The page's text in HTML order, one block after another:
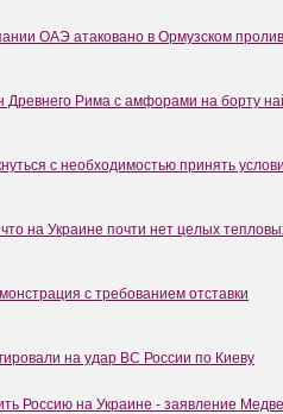
ОАЭ атаковано в Ормузском
Древнего Рима с амфорами на борту
с необходимостью принять
на Украине почти нет целых
с требованием отставки
на удар ВС России по Киеву
Россию на Украине - заявление